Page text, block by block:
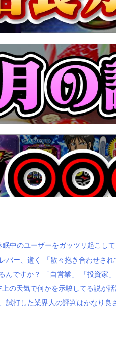
中のユーザーをガッツリ起こし
バー、逝く 「散々抱き合わせされ
ですか？ 「自営業」 「投資家
の天気で何かを示唆してる説が
試打した業界人の評判はかなり良